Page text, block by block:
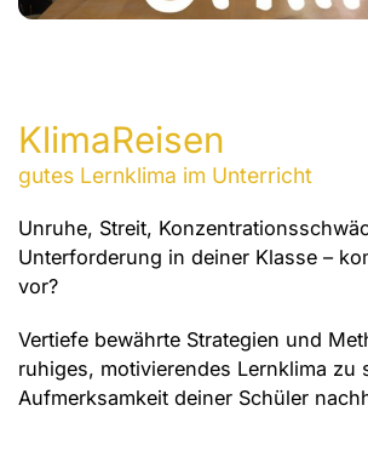
KlimaReisen
gutes Lernklima im Unterricht
Unruhe, Streit,
Unterforderung in deiner Klasse –
vor?
Vertiefe bewährte Strategien und
ruhiges, motivierendes Lernklima zu
Aufmerksamkeit deiner Schüler